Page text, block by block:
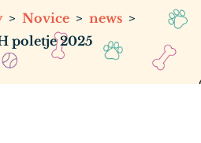
> Novice > news >
poletje 2025